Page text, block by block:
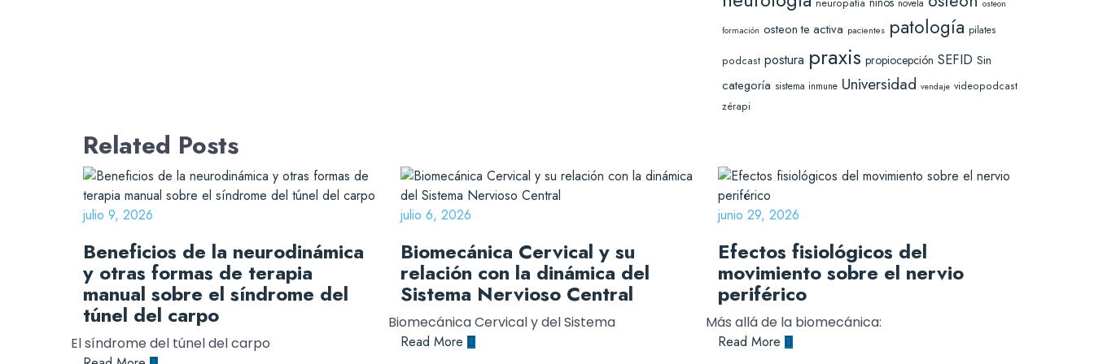
neuropatía novela osteon
formación osteon te activa pacientes patología pilates
podcast postura praxis propiocepción SEFID Sin
categoría sistema inmune Universidad vendaje videopodcast
zérapi
Related Posts
julio 9, 2026
Beneficios de la neurodinámica
y otras formas de terapia
manual sobre el síndrome del
túnel del carpo
El síndrome del túnel del carpo
julio 6, 2026
Biomecánica Cervical y su
relación con la dinámica del
Sistema Nervioso Central
Biomecánica Cervical y del Sistema
Read More
junio 29, 2026
Efectos fisiológicos del
movimiento sobre el nervio
periférico
Más allá de la biomecánica:
Read More